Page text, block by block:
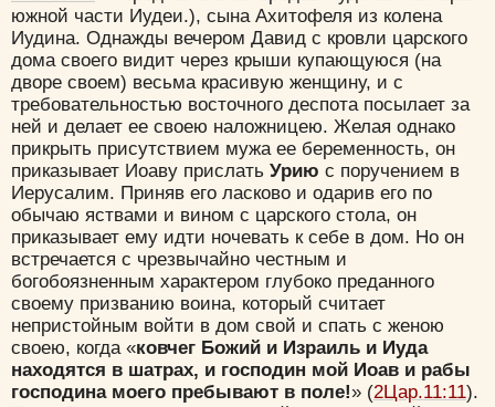
южной части Иудеи.), сына Ахитофеля из колена
Иудина. Однажды вечером Давид с кровли царского
дома своего видит через крыши купающуюся (на
дворе своем) весьма красивую женщину, и с
требовательностью восточного деспота посылает за
ней и делает ее своею наложницею. Желая однако
прикрыть присутствием мужа ее беременность, он
приказывает Иоаву прислать Урию с поручением в
Иерусалим. Приняв его ласково и одарив его по
обычаю яствами и вином с царского стола, он
приказывает ему идти ночевать к себе в дом. Но он
встречается с чрезвычайно честным и
богобоязненным характером глубоко преданного
своему призванию воина, который считает
непристойным войти в дом свой и спать с женою
своею, когда «ковчег Божий и Израиль и Иуда
находятся в шатрах, и господин мой Иоав и рабы
господина моего пребывают в поле!» (2Цар.11:11).
Удалить Сохранить